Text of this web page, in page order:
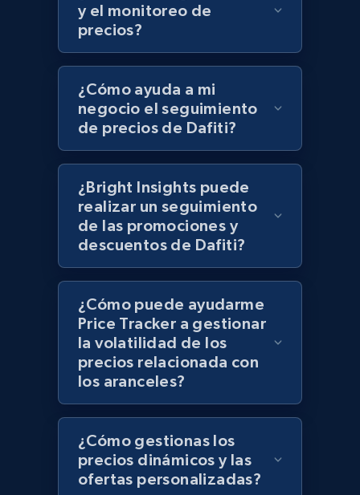
URL, Product id, Title, Product description,
Rating, Reviews count, Initial price, Discount,
and more.
1.3K+ 175+ Comenzar ahora
Zara - Products
Category id, Product id, Product name, Price,
Currency, Colour code, Colour, Description, and
Zara - Products - discovery by category url
1.2K+ Comenzar ahora
y el monitoreo de
precios?
¿Cómo ayuda a mi
negocio el seguimiento
de precios de Dafiti?
¿Bright Insights puede
realizar un seguimiento
de las promociones y
descuentos de Dafiti?
¿Cómo puede ayudarme
Price Tracker a gestionar
la volatilidad de los
precios relacionada con
los aranceles?
¿Cómo gestionas los
precios dinámicos y las
ofertas personalizadas?